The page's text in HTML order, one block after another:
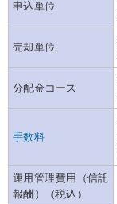
申込単位
売却単位
分配金コース
手数料
運用管理費用（信託
報酬）（税込）